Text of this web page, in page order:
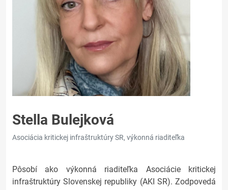
Stella Bulejková
Asociácia kritickej infraštruktúry SR, výkonná riaditeľka
Pôsobí ako výkonná riaditeľka Asociácie kritickej
infraštruktúry Slovenskej republiky (AKI SR). Zodpovedá